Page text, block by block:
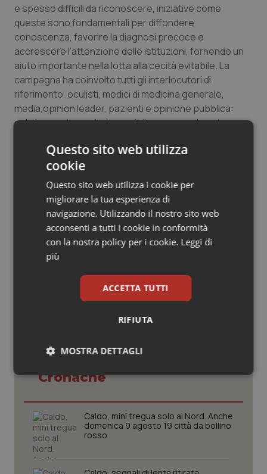
Salute orale & impianti
Sangue & coagulazione
Tiroide
Tumore al seno
Tumori del Polmone & Testa Collo
Tumori gastrointestinali
Ulcera & Reflusso
Vaccini
e spesso difficili da riconoscere, iniziative come
queste sono fondamentali per diffondere
conoscenza, favorire la diagnosi precoce e
accrescere l’attenzione delle istituzioni, fornendo un
aiuto importante nella lotta alla cecità evitabile. La
campagna ha coinvolto tutti gli interlocutori di
riferimento, oculisti, medici di medicina generale,
media,opinion leader, pazienti e opinione pubblica:
solo in questo modo è possibile creare nel nostro
piazze delle città italiane nel corso del 2015, toccando
altre regioni nella penisola.
03 Dicembre 2014
© Riproduzione riservata
Potrebbe interessarti in
Cronache
Caldo, mini tregua solo al Nord. Anche
domenica 9 agosto 19 città da bollino
rosso
Questo sito web utilizza
cookie
Questo sito web utilizza i cookie per
migliorare la tua esperienza di
navigazione. Utilizzando il nostro sito web
acconsenti a tutti i cookie in conformità
con la nostra policy per i cookie. Leggi di
più
ACCETTA TUTTI
RIFIUTA
MOSTRA DETTAGLI
Necessari Statistici Marketing
Necessari Statistici Marketing